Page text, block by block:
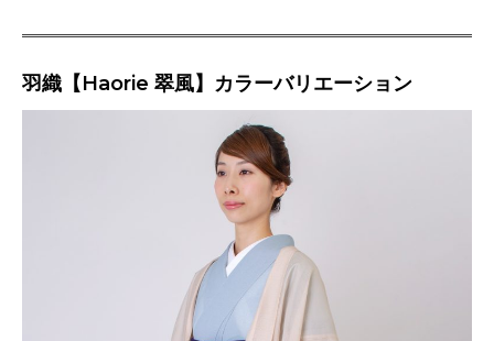
羽織【Haorie 翠風】カラーバリエーション